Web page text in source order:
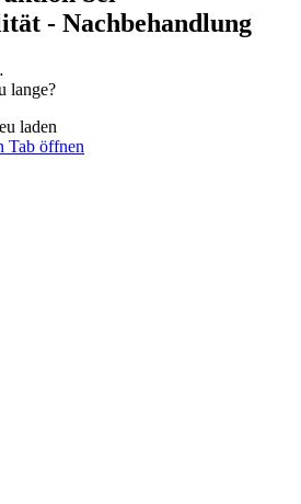
- Nachbehandlung
lange?
laden
Tab öffnen